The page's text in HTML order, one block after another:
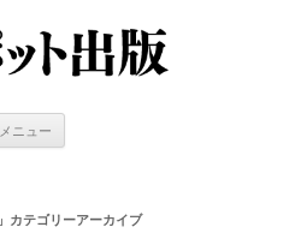
メニュー
」カテゴリーアーカイブ